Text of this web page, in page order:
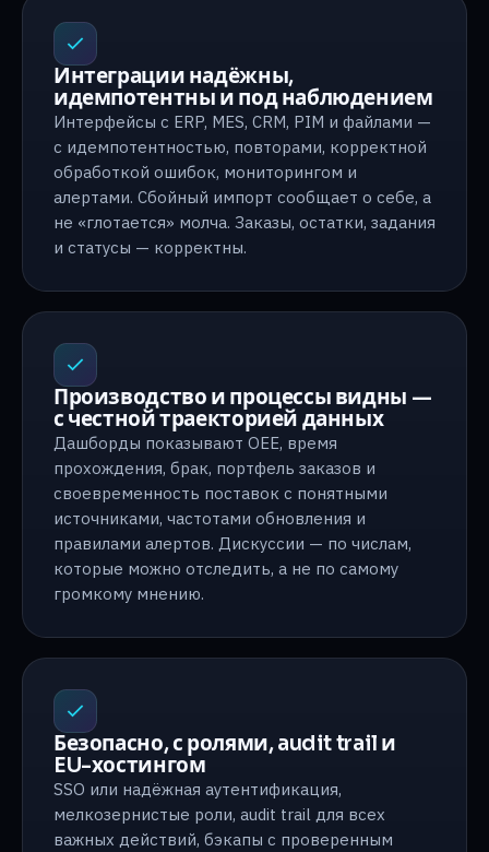
Интеграции надёжны,
идемпотентны и под наблюдением
Интерфейсы с ERP, MES, CRM, PIM и файлами —
с идемпотентностью, повторами, корректной
обработкой ошибок, мониторингом и
алертами. Сбойный импорт сообщает о себе, а
не «глотается» молча. Заказы, остатки, задания
и статусы — корректны.
Производство и процессы видны —
с честной траекторией данных
Дашборды показывают OEE, время
прохождения, брак, портфель заказов и
своевременность поставок с понятными
источниками, частотами обновления и
правилами алертов. Дискуссии — по числам,
которые можно отследить, а не по самому
громкому мнению.
Безопасно, с ролями, audit trail и
EU-хостингом
SSO или надёжная аутентификация,
мелкозернистые роли, audit trail для всех
важных действий, бэкапы с проверенным